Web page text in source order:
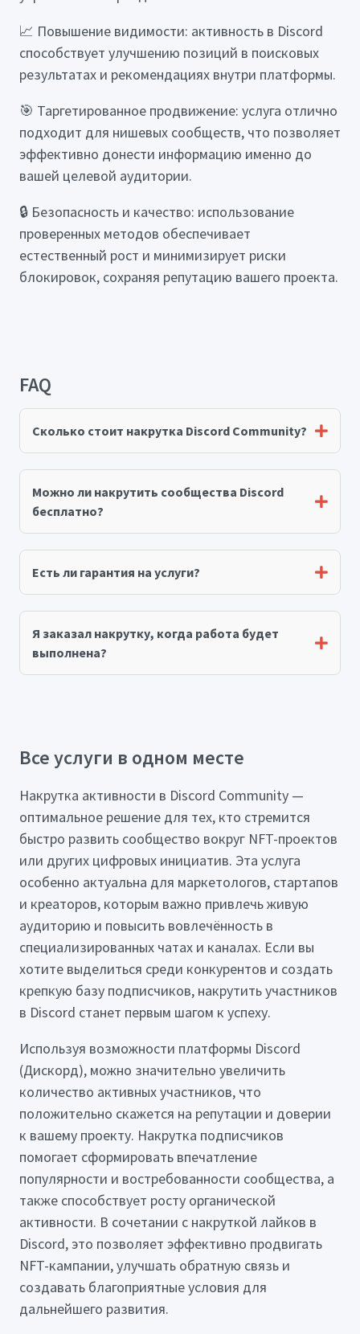
📈 Повышение видимости: активность в Discord
способствует улучшению позиций в поисковых
результатах и рекомендациях внутри платформы.
🎯 Таргетированное продвижение: услуга отлично
подходит для нишевых сообществ, что позволяет
эффективно донести информацию именно до
вашей целевой аудитории.
🔒 Безопасность и качество: использование
проверенных методов обеспечивает
естественный рост и минимизирует риски
блокировок, сохраняя репутацию вашего проекта.
FAQ
Сколько стоит накрутка Discord Community?
Можно ли накрутить сообщества Discord
бесплатно?
Есть ли гарантия на услуги?
Я заказал накрутку, когда работа будет
выполнена?
Все услуги в одном месте
Накрутка активности в Discord Community —
оптимальное решение для тех, кто стремится
быстро развить сообщество вокруг NFT-проектов
или других цифровых инициатив. Эта услуга
особенно актуальна для маркетологов, стартапов
и креаторов, которым важно привлечь живую
аудиторию и повысить вовлечённость в
специализированных чатах и каналах. Если вы
хотите выделиться среди конкурентов и создать
крепкую базу подписчиков, накрутить участников
в Discord станет первым шагом к успеху.
Используя возможности платформы Discord
(Дискорд), можно значительно увеличить
количество активных участников, что
положительно скажется на репутации и доверии
к вашему проекту. Накрутка подписчиков
помогает сформировать впечатление
популярности и востребованности сообщества, а
также способствует росту органической
активности. В сочетании с накруткой лайков в
Discord, это позволяет эффективно продвигать
NFT-кампании, улучшать обратную связь и
создавать благоприятные условия для
дальнейшего развития.